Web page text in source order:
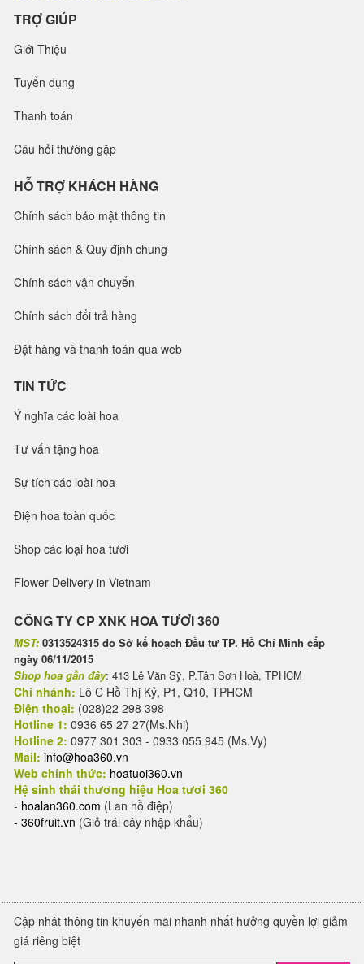
TRỢ GIÚP
Giới Thiệu
Tuyển dụng
Thanh toán
Câu hỏi thường gặp
HỖ TRỢ KHÁCH HÀNG
Chính sách bảo mật thông tin
Chính sách & Quy định chung
Chính sách vận chuyển
Chính sách đổi trả hàng
Đặt hàng và thanh toán qua web
TIN TỨC
Ý nghĩa các loài hoa
Tư vấn tặng hoa
Sự tích các loài hoa
Điện hoa toàn quốc
Shop các loại hoa tươi
Flower Delivery in Vietnam
CÔNG TY CP XNK HOA TƯƠI 360
MST: 0313524315 do Sở kế hoạch Đầu tư TP. Hồ Chí Minh cấp
ngày 06/11/2015
Shop hoa gần đây: 413 Lê Văn Sỹ, P.Tân Sơn Hoà, TPHCM
Chi nhánh: Lô C Hồ Thị Kỷ, P1, Q10, TPHCM
Điện thoại: (028)22 298 398
Hotline 1: 0936 65 27 27(Ms.Nhi)
Hotline 2: 0977 301 303 - 0933 055 945 (Ms.Vy)
Mail: info@hoa360.vn
Web chính thức: hoatuoi360.vn
Hệ sinh thái thương hiệu Hoa tươi 360
- hoalan360.com (Lan hồ điệp)
- 360fruit.vn (Giỏ trái cây nhập khẩu)
Cập nhật thông tin khuyến mãi nhanh nhất hưởng quyền lợi giảm
giá riêng biệt